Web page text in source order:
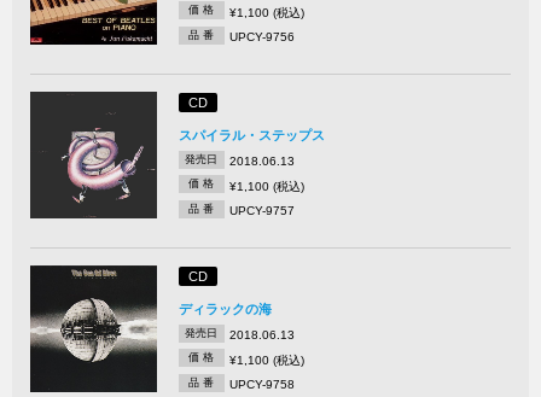
価 格 ¥1,100 (税込)
品 番 UPCY-9756
CD
スパイラル・ステップス
発売日 2018.06.13
価 格 ¥1,100 (税込)
品 番 UPCY-9757
CD
ディラックの海
発売日 2018.06.13
価 格 ¥1,100 (税込)
品 番 UPCY-9758